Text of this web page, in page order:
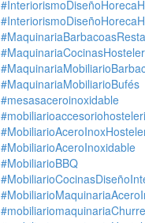
#MaquinariaMobiliarioBufés
#mesasaceroinoxidable
#MobiliarioAceroInoxidable
#MobiliarioBBQ